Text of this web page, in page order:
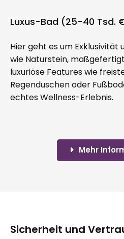
Luxus-Bad (25-40 Tsd.
Hier geht es um Exklusivität
wie Naturstein,
luxuriöse Features wie
Regenduschen oder
echtes Wellness-Erlebnis.
Mehr
Sicherheit und